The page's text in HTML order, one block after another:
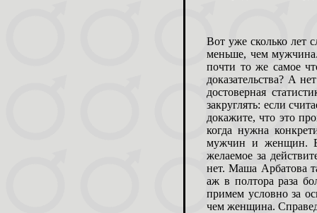
Вот уже сколько лет
меньше, чем
почти то же самое
доказательства? А
достоверная
закруглять: если
докажите, что это
когда нужна
мужчин и женщин.
желаемое за
нет. Маша Арбатова
аж в полтора раза
примем условно за
чем женщина.